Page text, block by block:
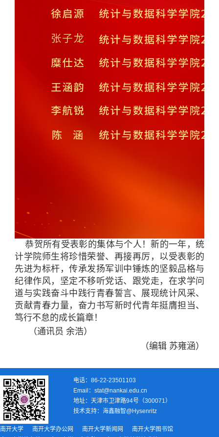
恭贺所有受表彰的集体与个人！新的一年，统
计学院师生将珍惜荣誉、再接再厉，以受表彰的
先进为标杆，传承发扬军训中锤炼的坚毅品格与
纪律作风，坚定不移听党话、跟党走，在求学问
道与实践奋斗中践行青春誓言、展现统计风采、
贡献青春力量，奋力书写新时代青年挺膺担当、
笃行不怠的成长篇章！
（通讯员 余浩）
（编辑 苏雍涵）
电话：86-22-23501103
Email：stat@nankai.edu.cn
地址：天津市卫津路94号（300071）
技术支持： 海鑫融智@Hysenritz
南开大学 南开大学办公网 南开大学新闻网
南开大学图书馆